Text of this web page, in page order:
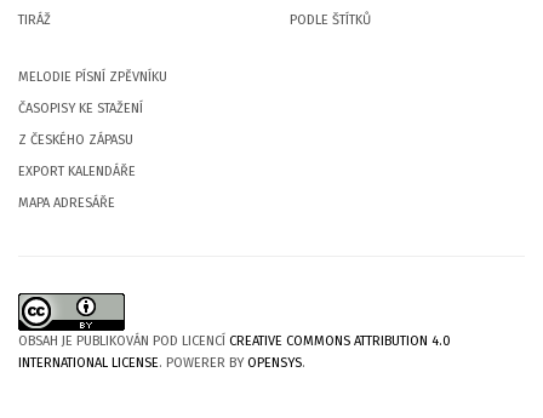
TIRÁŽ
PODLE ŠTÍTKŮ
MELODIE PÍSNÍ ZPĚVNÍKU
ČASOPISY KE STAŽENÍ
Z ČESKÉHO ZÁPASU
EXPORT KALENDÁŘE
MAPA ADRESÁŘE
OBSAH JE PUBLIKOVÁN POD LICENCÍ CREATIVE COMMONS ATTRIBUTION 4.0
INTERNATIONAL LICENSE. POWERER BYOPENSYS.